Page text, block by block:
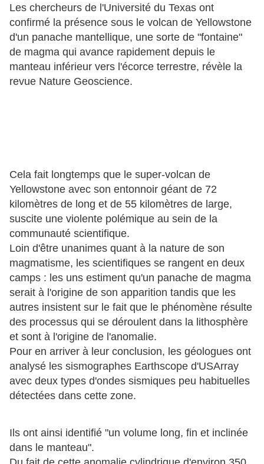
Les chercheurs de l'Université du Texas ont
confirmé la présence sous le volcan de Yellowstone
d'un panache mantellique, une sorte de "fontaine"
de magma qui avance rapidement depuis le
manteau inférieur vers l'écorce terrestre, révèle la
revue Nature Geoscience.
Cela fait longtemps que le super-volcan de
Yellowstone avec son entonnoir géant de 72
kilomètres de long et de 55 kilomètres de large,
suscite une violente polémique au sein de la
communauté scientifique.
Loin d'être unanimes quant à la nature de son
magmatisme, les scientifiques se rangent en deux
camps : les uns estiment qu'un panache de magma
serait à l'origine de son apparition tandis que les
autres insistent sur le fait que le phénomène résulte
des processus qui se déroulent dans la lithosphère
et sont à l'origine de l'anomalie.
Pour en arriver à leur conclusion, les géologues ont
analysé les sismographes Earthscope d'USArray
avec deux types d'ondes sismiques peu habituelles
détectées dans cette zone.
Ils ont ainsi identifié "un volume long, fin et inclinée
dans le manteau".